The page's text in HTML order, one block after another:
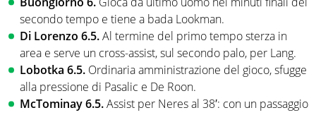
secondo tempo e tiene a bada Lookman.
Di Lorenzo 6.5.Al termine del primo tempo sterza in
area e serve un cross-assist, sul secondo palo, per Lang.
Lobotka 6.5. Ordinaria amministrazione del gioco, sfugge
alla pressione di Pasalic e De Roon.
McTominay 6.5.Assist per Neres al 38′: con un passaggio